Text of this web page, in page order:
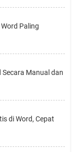
Paling
Manual dan
di Word, Cepat